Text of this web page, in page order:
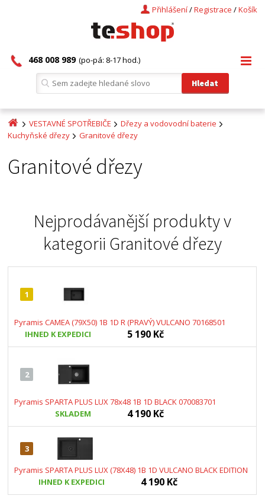
Košík
/
Registrace
/
Přihlášení
468 008 989 (po-pá: 8-17 hod.)
VESTAVNÉ SPOTŘEBIČE
Dřezy a vodovodní baterie
Kuchyňské dřezy
Granitové dřezy
Granitové dřezy
Nejprodávanější produkty v
kategorii Granitové dřezy
1
Pyramis CAMEA (79X50) 1B 1D R (PRAVÝ) VULCANO 70168501
IHNED K EXPEDICI
5 190 Kč
2
Pyramis SPARTA PLUS LUX 78x48 1B 1D BLACK 070083701
SKLADEM
4 190 Kč
3
Pyramis SPARTA PLUS LUX (78X48) 1B 1D VULCANO BLACK EDITION
IHNED K EXPEDICI
4 190 Kč